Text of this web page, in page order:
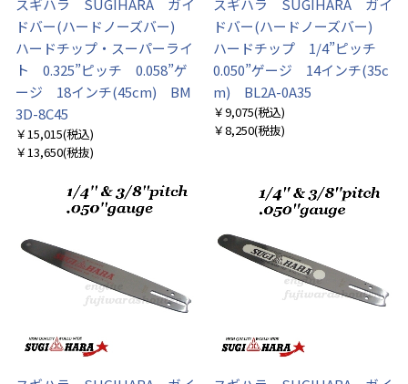
スギハラ SUGIHARA ガイ
ドバー(ハードノーズバー)
ハードチップ・スーパーライ
ト 0.325”ピッチ 0.058”ゲ
ージ 18インチ(45cm) BM
3D-8C45
￥15,015(税込)
￥13,650(税抜)
スギハラ SUGIHARA ガイ
ドバー(ハードノーズバー)
ハードチップ 1/4”ピッチ
0.050”ゲージ 14インチ(35c
m) BL2A-0A35
￥9,075(税込)
￥8,250(税抜)